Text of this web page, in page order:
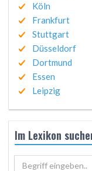
Köln
Frankfurt
Stuttgart
Düsseldorf
Dortmund
Essen
Leipzig
Im Lexikon
Begriff eingeben..